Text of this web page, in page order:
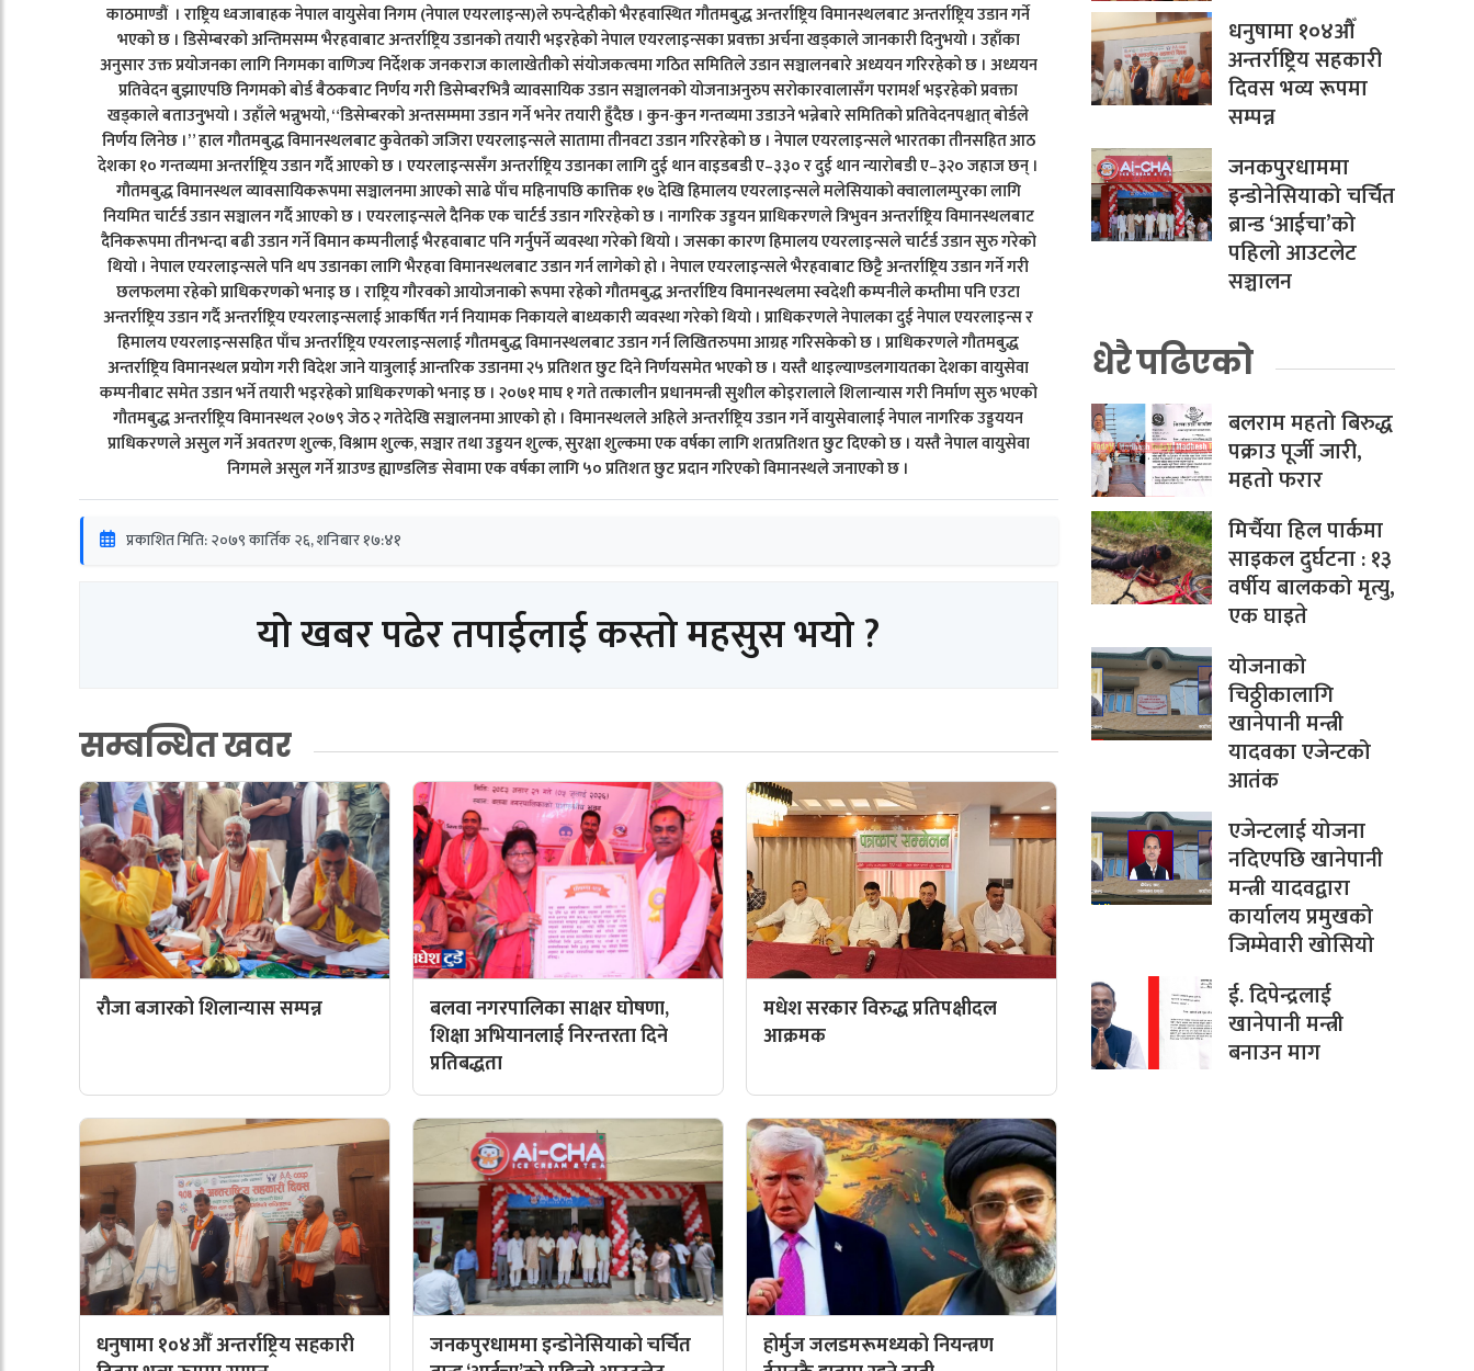
काठमाण्डौं । राष्ट्रिय ध्वजाबाहक नेपाल वायुसेवा निगम (नेपाल एयरलाइन्स)ले रुपन्देहीको भैरहवास्थित गौतमबुद्ध अन्तर्राष्ट्रिय विमानस्थलबाट अन्तर्राष्ट्रिय उडान गर्ने
भएको छ । डिसेम्बरको अन्तिमसम्म भैरहवाबाट अन्तर्राष्ट्रिय उडानको तयारी भइरहेको नेपाल एयरलाइन्सका प्रवक्ता अर्चना खड्काले जानकारी दिनुभयो । उहाँका
अनुसार उक्त प्रयोजनका लागि निगमका वाणिज्य निर्देशक जनकराज कालाखेतीको संयोजकत्वमा गठित समितिले उडान सञ्चालनबारे अध्ययन गरिरहेको छ । अध्ययन
प्रतिवेदन बुझाएपछि निगमको बोर्ड बैठकबाट निर्णय गरी डिसेम्बरभित्रै व्यावसायिक उडान सञ्चालनको योजनाअनुरुप सरोकारवालासँग परामर्श भइरहेको प्रवक्ता
खड्काले बताउनुभयो । उहाँले भन्नुभयो, “डिसेम्बरको अन्तसम्ममा उडान गर्ने भनेर तयारी हुँदैछ । कुन-कुन गन्तव्यमा उडाउने भन्नेबारे समितिको प्रतिवेदनपश्चात् बोर्डले
निर्णय लिनेछ ।” हाल गौतमबुद्ध विमानस्थलबाट कुवेतको जजिरा एयरलाइन्सले सातामा तीनवटा उडान गरिरहेको छ । नेपाल एयरलाइन्सले भारतका तीनसहित आठ
देशका १० गन्तव्यमा अन्तर्राष्ट्रिय उडान गर्दै आएको छ । एयरलाइन्ससँग अन्तर्राष्ट्रिय उडानका लागि दुई थान वाइडबडी ए–३३० र दुई थान न्यारोबडी ए–३२० जहाज छन् ।
गौतमबुद्ध विमानस्थल व्यावसायिकरूपमा सञ्चालनमा आएको साढे पाँच महिनापछि कात्तिक १७ देखि हिमालय एयरलाइन्सले मलेसियाको क्वालालम्पुरका लागि
नियमित चार्टर्ड उडान सञ्चालन गर्दै आएको छ । एयरलाइन्सले दैनिक एक चार्टर्ड उडान गरिरहेको छ । नागरिक उड्डयन प्राधिकरणले त्रिभुवन अन्तर्राष्ट्रिय विमानस्थलबाट
दैनिकरूपमा तीनभन्दा बढी उडान गर्ने विमान कम्पनीलाई भैरहवाबाट पनि गर्नुपर्ने व्यवस्था गरेको थियो । जसका कारण हिमालय एयरलाइन्सले चार्टर्ड उडान सुरु गरेको
थियो । नेपाल एयरलाइन्सले पनि थप उडानका लागि भैरहवा विमानस्थलबाट उडान गर्न लागेको हो । नेपाल एयरलाइन्सले भैरहवाबाट छिट्टै अन्तर्राष्ट्रिय उडान गर्ने गरी
छलफलमा रहेको प्राधिकरणको भनाइ छ । राष्ट्रिय गौरवको आयोजनाको रूपमा रहेको गौतमबुद्ध अन्तर्राष्टिय विमानस्थलमा स्वदेशी कम्पनीले कम्तीमा पनि एउटा
अन्तर्राष्ट्रिय उडान गर्दै अन्तर्राष्ट्रिय एयरलाइन्सलाई आकर्षित गर्न नियामक निकायले बाध्यकारी व्यवस्था गरेको थियो । प्राधिकरणले नेपालका दुई नेपाल एयरलाइन्स र
हिमालय एयरलाइन्ससहित पाँच अन्तर्राष्ट्रिय एयरलाइन्सलाई गौतमबुद्ध विमानस्थलबाट उडान गर्न लिखितरुपमा आग्रह गरिसकेको छ । प्राधिकरणले गौतमबुद्ध
अन्तर्राष्ट्रिय विमानस्थल प्रयोग गरी विदेश जाने यात्रुलाई आन्तरिक उडानमा २५ प्रतिशत छुट दिने निर्णयसमेत भएको छ । यस्तै थाइल्याण्डलगायतका देशका वायुसेवा
कम्पनीबाट समेत उडान भर्ने तयारी भइरहेको प्राधिकरणको भनाइ छ । २०७१ माघ १ गते तत्कालीन प्रधानमन्त्री सुशील कोइरालाले शिलान्यास गरी निर्माण सुरु भएको
गौतमबुद्ध अन्तर्राष्ट्रिय विमानस्थल २०७९ जेठ २ गतेदेखि सञ्चालनमा आएको हो । विमानस्थलले अहिले अन्तर्राष्ट्रिय उडान गर्ने वायुसेवालाई नेपाल नागरिक उड्डययन
प्राधिकरणले असुल गर्ने अवतरण शुल्क, विश्राम शुल्क, सञ्चार तथा उड्डयन शुल्क, सुरक्षा शुल्कमा एक वर्षका लागि शतप्रतिशत छुट दिएको छ । यस्तै नेपाल वायुसेवा
निगमले असुल गर्ने ग्राउण्ड ह्याण्डलिङ सेवामा एक वर्षका लागि ५० प्रतिशत छुट प्रदान गरिएको विमानस्थले जनाएको छ ।
प्रकाशित मिति: २०७९ कार्तिक २६, शनिबार १७:४१
यो खबर पढेर तपाईलाई कस्तो महसुस भयो ?
सम्बन्धित खवर
रौजा बजारको शिलान्यास सम्पन्न
बलवा नगरपालिका साक्षर घोषणा,
शिक्षा अभियानलाई निरन्तरता दिने
प्रतिबद्धता
मधेश सरकार विरुद्ध प्रतिपक्षीदल
आक्रमक
धनुषामा १०४औँ अन्तर्राष्ट्रिय सहकारी
जनकपुरधाममा इन्डोनेसियाको चर्चित
होर्मुज जलडमरूमध्यको नियन्त्रण
धनुषामा १०४औँ
अन्तर्राष्ट्रिय सहकारी
दिवस भव्य रूपमा
सम्पन्न
जनकपुरधाममा
इन्डोनेसियाको चर्चित
ब्रान्ड ‘आईचा’को
पहिलो आउटलेट
सञ्चालन
धेरै पढिएको
बलराम महतो बिरुद्ध
पक्राउ पूर्जी जारी,
महतो फरार
मिर्चैया हिल पार्कमा
साइकल दुर्घटना : १३
वर्षीय बालकको मृत्यु,
एक घाइते
योजनाको
चिठ्ठीकालागि
खानेपानी मन्त्री
यादवका एजेन्टको
आतंक
एजेन्टलाई योजना
नदिएपछि खानेपानी
मन्त्री यादवद्वारा
कार्यालय प्रमुखको
जिम्मेवारी खोसियो
ई. दिपेन्द्रलाई
खानेपानी मन्त्री
बनाउन माग